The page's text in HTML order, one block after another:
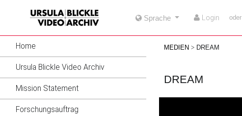
content
Sprache Login oder
Home
Ursula Blickle Video Archiv
Mission Statement
Forschungsauftrag
MEDIEN DREAM
DREAM